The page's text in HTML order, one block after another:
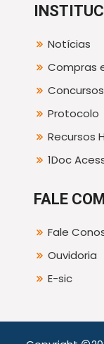
Notícias
Compras
Concursos
Protocolo
Recursos
1Doc
FALE
Fale
Ouvidoria
E-sic